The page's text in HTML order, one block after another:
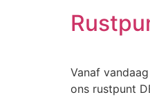
Vanaf
ons rustpunt